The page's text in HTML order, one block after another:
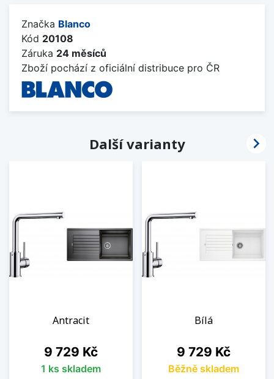
Značka Blanco
Kód 20108
Záruka 24 měsíců
Zboží pochází z oficiální distribuce pro ČR
Další varianty
Antracit
Cena
9 729 Kč
1 ks skladem
Bílá
Cena
9 729 Kč
Běžně skladem
